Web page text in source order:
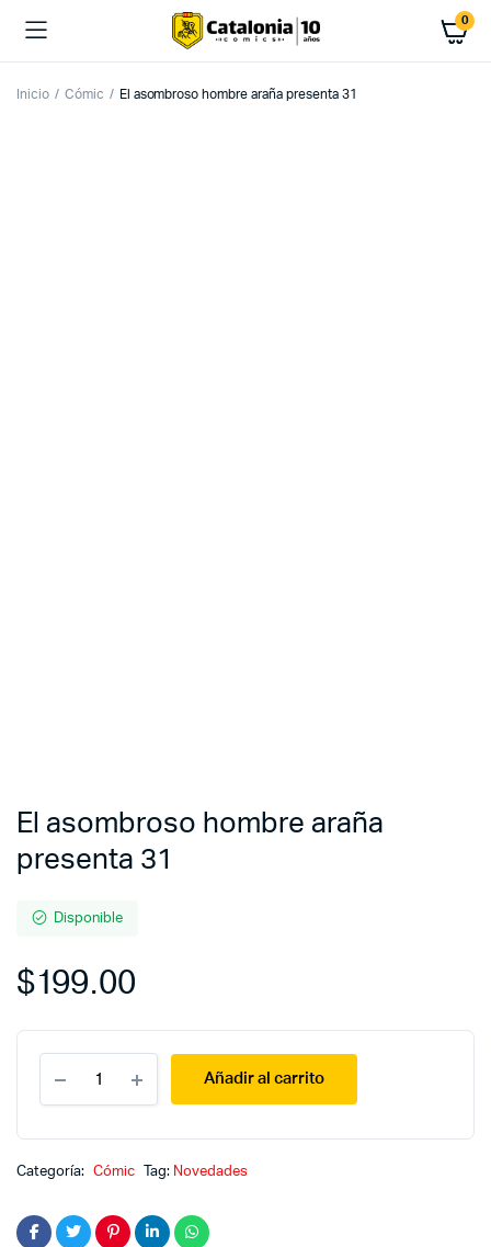
0
Inicio Cómic El asombroso hombre araña presenta 31
El asombroso hombre araña
presenta 31
Disponible
$199.00
asombroso
hombre
31
Añadir al carrito
Categoría: Cómic Tag: Novedades